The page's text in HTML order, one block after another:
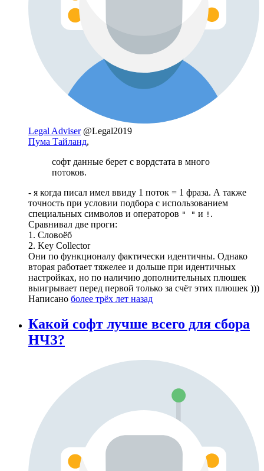
Legal Adviser @Legal2019
Пума Тайланд,
софт данные берет с вордстата в много
потоков.
- я когда писал имел ввиду 1 поток = 1 фраза. А также
точность при условии подбора с использованием
специальных символов и операторов " " и ! .
Сравнивал две проги:
1. Словоёб
2. Key Collector
Они по функционалу фактически идентичны. Однако
вторая работает тяжелее и дольше при идентичных
настройках, но по наличию дополнительных плюшек
выигрывает перед первой только за счёт этих плюшек )))
Написано более трёх лет назад
Какой софт лучше всего для сбора
НЧЗ?